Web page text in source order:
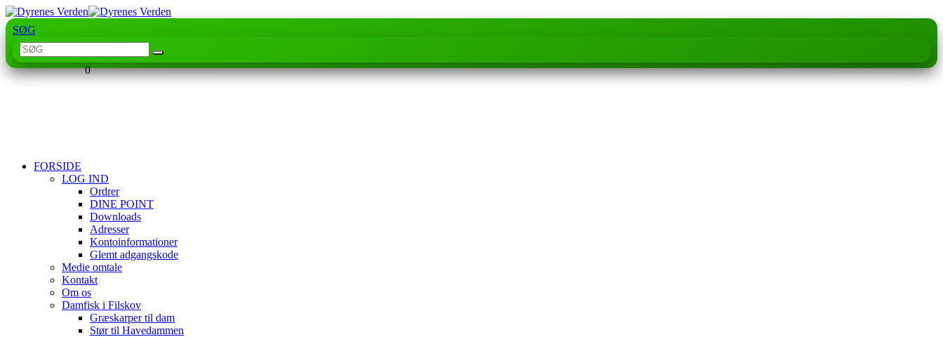
SØG
0
FORSIDE
LOG IND
Ordrer
DINE POINT
Downloads
Adresser
Kontoinformationer
Glemt adgangskode
Medie omtale
Kontakt
Om os
Damfisk i Filskov
Græskarper til dam
Stør til Havedammen